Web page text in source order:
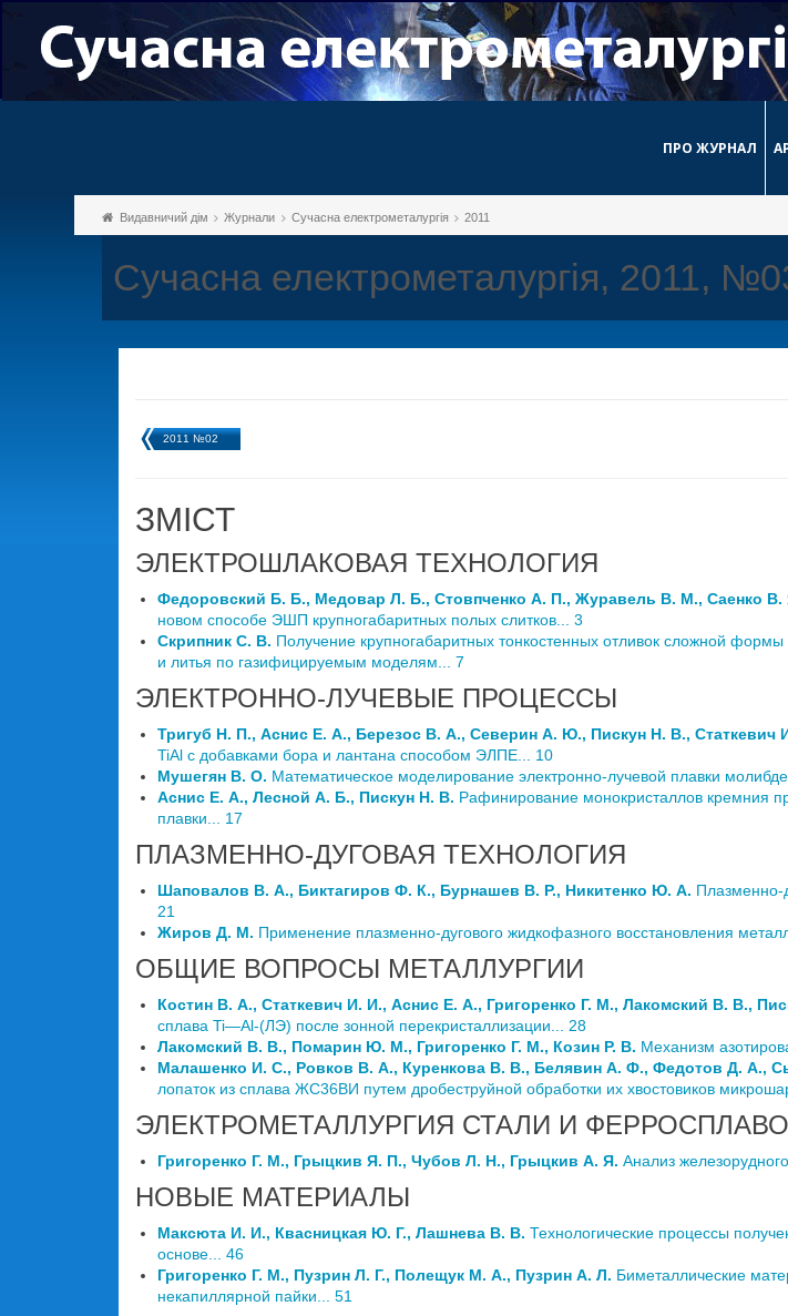
ПРО ЖУРНАЛ
Видавничий дім Журнали Сучасна електрометалургія 2011
Сучасна електрометалургія, 2011,
2011 №02
ЗМІСТ
ЭЛЕКТРОШЛАКОВАЯ ТЕХНОЛОГИЯ
Федоровский Б. Б., Медовар Л. Б., Стовпченко А. П., Журавель В. М., Саенко
новом способе ЭШП крупногабаритных полых слитков... 3
Скрипник С. В. Получение крупногабаритных тонкостенных отливок сложной
и литья по газифицируемым моделям... 7
ЭЛЕКТРОННО-ЛУЧЕВЫЕ ПРОЦЕССЫ
Тригуб Н. П., Аснис Е. А., Березос В. А., Северин А. Ю., Пискун Н. В., Статкевич
TiAl с добавками бора и лантана способом ЭЛПЕ... 10
Мушегян В. О. Математическое моделирование электронно-лучевой плавки
Аснис Е. А., Лесной А. Б., Пискун Н. В. Рафинирование монокристаллов кремния
плавки... 17
ПЛАЗМЕННО-ДУГОВАЯ ТЕХНОЛОГИЯ
Шаповалов В. А., Биктагиров Ф. К., Бурнашев В. Р., Никитенко Ю. А. Плазменно-
21
Жиров Д. М. Применение плазменно-дугового жидкофазного восстановления
ОБЩИЕ ВОПРОСЫ МЕТАЛЛУРГИИ
Костин В. А., Статкевич И. И., Аснис Е. А., Григоренко Г. М., Лакомский В. В.,
сплава Ti—Al-(ЛЭ) после зонной перекристаллизации... 28
Лакомский В. В., Помарин Ю. М., Григоренко Г. М., Козин Р. В. Механизм
Малашенко И. С., Ровков В. А., Куренкова В. В., Белявин А. Ф., Федотов Д. А.,
лопаток из сплава ЖС36ВИ путем дробеструйной обработки их хвостовиков
ЭЛЕКТРОМЕТАЛЛУРГИЯ СТАЛИ И
Григоренко Г. М., Грыцкив Я. П., Чубов Л. Н., Грыцкив А. Я. Анализ
НОВЫЕ МАТЕРИАЛЫ
Максюта И. И., Квасницкая Ю. Г., Лашнева В. В. Технологические процессы
основе... 46
Григоренко Г. М., Пузрин Л. Г., Полещук М. А., Пузрин А. Л. Биметаллические
некапиллярной пайки... 51